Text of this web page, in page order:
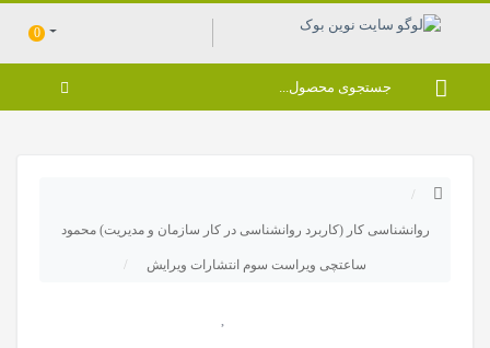
0
روانشناسی کار (کاربرد روانشناسی در کار سازمان و مدیریت) محمود
ساعتچی ویراست سوم انتشارات ویرایش